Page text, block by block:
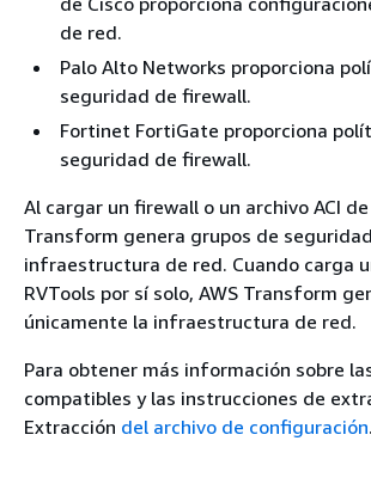
de red.
Palo Alto Networks proporciona
seguridad de firewall.
Fortinet FortiGate proporciona
seguridad de firewall.
Al cargar un firewall o un archivo ACI de
Transform genera grupos de
infraestructura de red. Cuando carga
RVTools por sí solo, AWS Transform
únicamente la infraestructura de red.
Para obtener más información sobre
compatibles y las instrucciones de
Extracción del archivo de configuración.